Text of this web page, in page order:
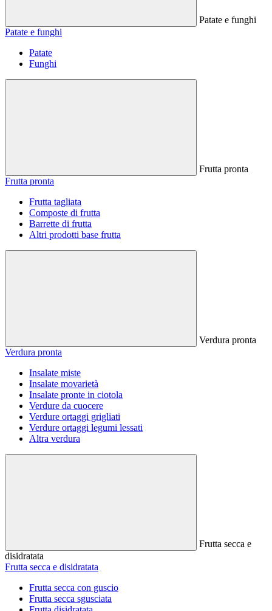
Patate e funghi
Patate e funghi
Patate
Funghi
Frutta pronta
Frutta pronta
Frutta tagliata
Composte di frutta
Barrette di frutta
Altri prodotti base frutta
Verdura pronta
Verdura pronta
Insalate miste
Insalate movarietà
Insalate pronte in ciotola
Verdure da cuocere
Verdure ortaggi grigliati
Verdure ortaggi legumi lessati
Altra verdura
Frutta secca e
disidratata
Frutta secca e disidratata
Frutta secca con guscio
Frutta secca sgusciata